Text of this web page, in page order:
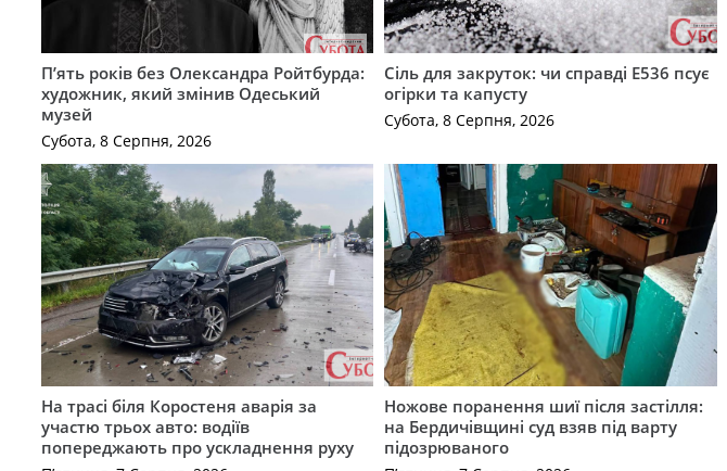
П’ять років без Олександра Ройтбурда:
художник, який змінив Одеський
музей
Субота, 8 Серпня, 2026
Сіль для закруток: чи справді Е536 псує
огірки та капусту
Субота, 8 Серпня, 2026
На трасі біля Коростеня аварія за
участю трьох авто: водіїв
попереджають про ускладнення руху
Ножове поранення шиї після застілля:
на Бердичівщині суд взяв під варту
підозрюваного